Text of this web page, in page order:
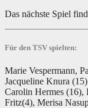
Das nächste Spiel
Für den TSV spielten:
Marie Vespermann,
Jacqueline Knura
Carolin Hermes (16),
Fritz(4), Merisa